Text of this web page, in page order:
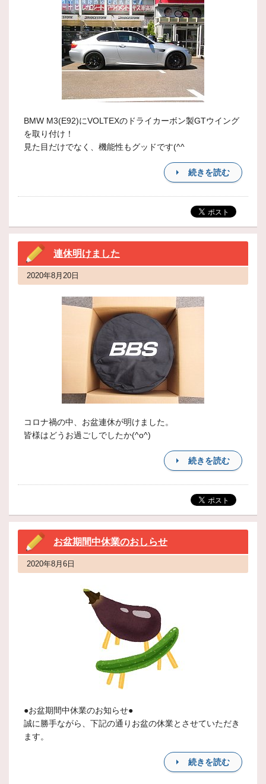
BMW M3(E92)にVOLTEXのドライカーボン製GTウイング
を取り付け！
見た目だけでなく、機能性もグッドです(^^
続きを読む
連休明けました
2020年8月20日
コロナ禍の中、お盆連休が明けました。
皆様はどうお過ごしでしたか(^o^)
続きを読む
お盆期間中休業のおしらせ
2020年8月6日
●お盆期間中休業のお知らせ●
誠に勝手ながら、下記の通りお盆の休業とさせていただき
ます。
続きを読む